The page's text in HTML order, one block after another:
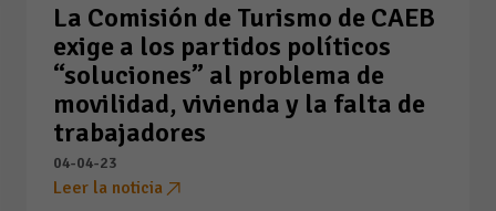
La Comisión de Turismo de CAEB
exige a los partidos políticos
“soluciones” al problema de
movilidad, vivienda y la falta de
trabajadores
04-04-23
Leer la noticia